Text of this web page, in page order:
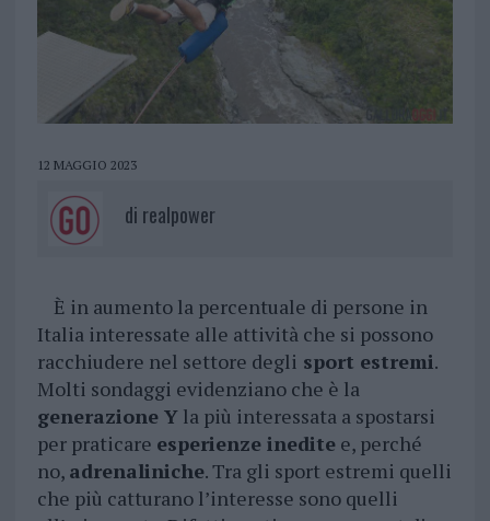
12 MAGGIO 2023
di realpower
È in aumento la percentuale di persone in
Italia interessate alle attività che si possono
racchiudere nel settore degli sport estremi.
Molti sondaggi evidenziano che è la
generazione Yla più interessata a spostarsi
per praticare esperienze ineditee, perché
no, adrenaliniche. Tra gli sport estremi quelli
che più catturano l’interesse sono quelli